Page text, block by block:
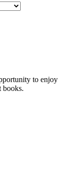
to enjoy
books.